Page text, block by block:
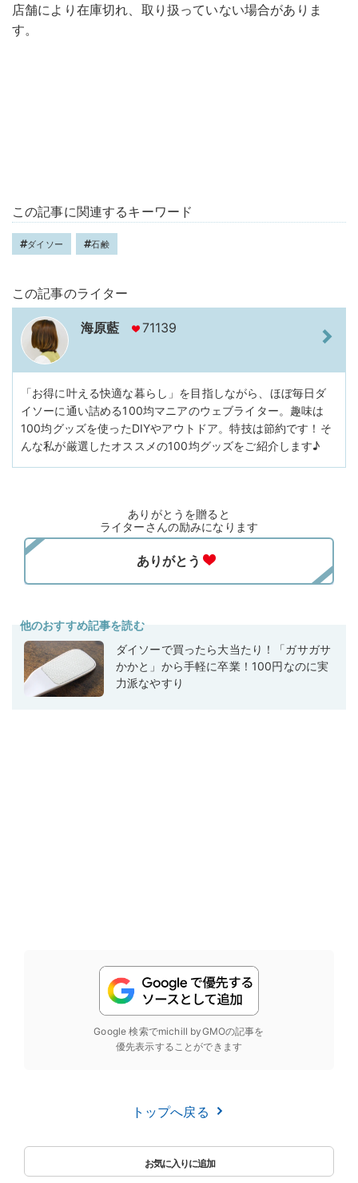
店舗により在庫切れ、取り扱っていない場合がありま
す。
この記事に関連するキーワード
ダイソー 石鹸
この記事のライター
海原藍 71139
「お得に叶える快適な暮らし」を目指しながら、ほぼ毎日ダ
イソーに通い詰める100均マニアのウェブライター。趣味は
100均グッズを使ったDIYやアウトドア。特技は節約です！そ
んな私が厳選したオススメの100均グッズをご紹介します♪
ありがとうを贈ると
ライターさんの励みになります
他のおすすめ記事を読む
ダイソーで買ったら大当たり！「ガサガサ
かかと」から手軽に卒業！100円なのに実
力派なやすり
Google 検索でmichill byGMOの記事を
優先表示することができます
トップへ戻る